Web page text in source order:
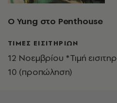
Ο Yung στο Penthouse
ΤΙΜΕΣ ΕΙΣΙΤΗΡΙΩΝ
12 Νοεμβρίου *Τιμή
10 (προπώληση)